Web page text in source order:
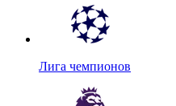
Лига чемпионов